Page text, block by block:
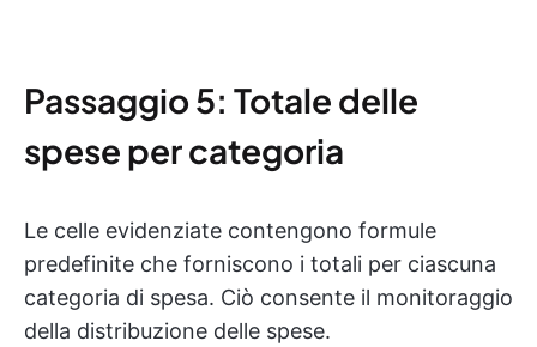
Passaggio 5: Totale delle
spese per categoria
Le celle evidenziate contengono formule
predefinite che forniscono i totali per ciascuna
categoria di spesa. Ciò consente il monitoraggio
della distribuzione delle spese.